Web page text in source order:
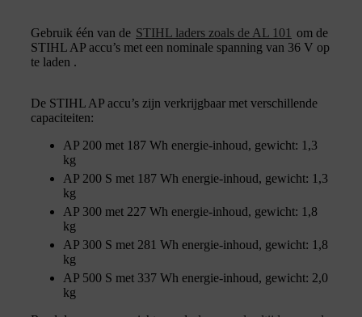
Gebruik één van de STIHL laders zoals de AL 101 om de
STIHL AP accu’s met een nominale spanning van 36 V op
te laden .
De STIHL AP accu’s zijn verkrijgbaar met verschillende
capaciteiten:
AP 200 met 187 Wh energie-inhoud, gewicht: 1,3
kg
AP 200 S met 187 Wh energie-inhoud, gewicht: 1,3
kg
AP 300 met 227 Wh energie-inhoud, gewicht: 1,8
kg
AP 300 S met 281 Wh energie-inhoud, gewicht: 1,8
kg
AP 500 S met 337 Wh energie-inhoud, gewicht: 2,0
kg